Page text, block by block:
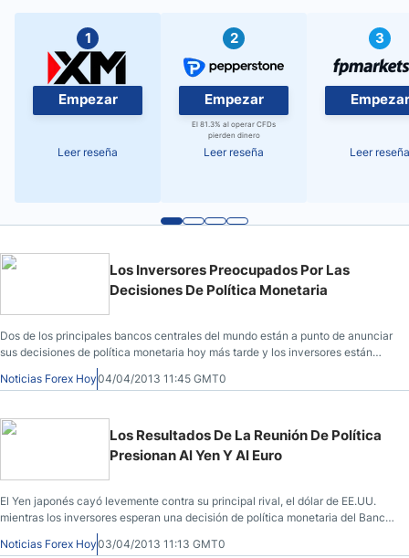
1
Empezar
Leer reseña
2
Empezar
El 81.3% al operar CFDs
pierden dinero
Leer reseña
3
Empezar
Leer reseña
Los Inversores Preocupados Por Las
Decisiones De Política Monetaria
Dos de los principales bancos centrales del mundo están a punto de anunciar
sus decisiones de política monetaria hoy más tarde y los inversores están
preocupados por el movimiento de las monedas respectivas en los momentos
que siguen a las noticias.
Noticias Forex Hoy04/04/2013 11:45 GMT0
Los Resultados De La Reunión De Política
Presionan Al Yen Y Al Euro
El Yen japonés cayó levemente contra su principal rival, el dólar de EE.UU.
mientras los inversores esperan una decisión de política monetaria del Banco
de Japón, que podría dar lugar a un mayor debilitamiento de la moneda
japonesa.
Noticias Forex Hoy03/04/2013 11:13 GMT0